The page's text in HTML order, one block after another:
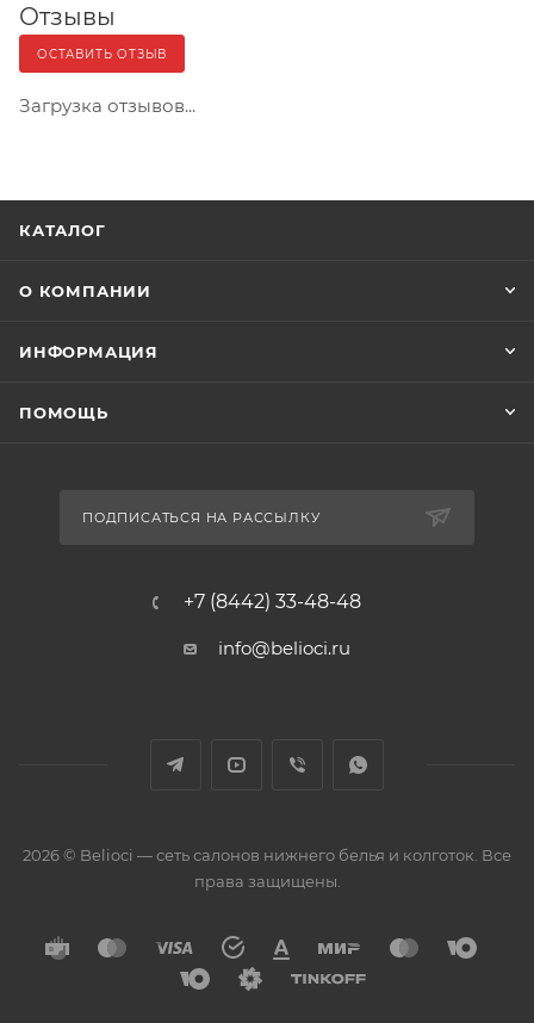
Отзывы
ОСТАВИТЬ ОТЗЫВ
Загрузка отзывов...
КАТАЛОГ
О КОМПАНИИ
ИНФОРМАЦИЯ
ПОМОЩЬ
ПОДПИСАТЬСЯ НА РАССЫЛКУ
+7 (8442) 33-48-48
info@belioci.ru
2026 © Belioci — сеть салонов нижнего белья и колготок. Все
права защищены.